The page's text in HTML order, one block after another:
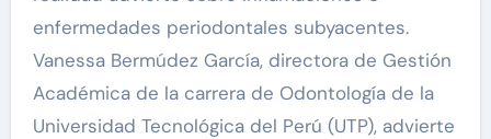
enfermedades periodontales subyacentes.
Vanessa Bermúdez García, directora de Gestión
Académica de la carrera de Odontología de la
Universidad Tecnológica del Perú (UTP), advierte